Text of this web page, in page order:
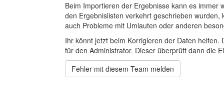
Beim Importieren der Ergebnisse kann es
den Ergebnislisten verkehrt geschrieben
auch Probleme mit Umlauten oder anderen
Ihr könnt jetzt beim Korrigieren der Daten
für den Administrator. Dieser überprüft dann die
Fehler mit diesem Team melden